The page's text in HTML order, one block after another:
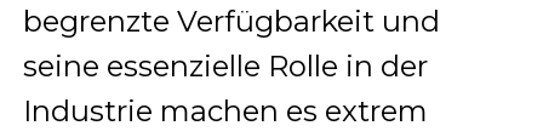
begrenzte Verfügbarkeit und
seine essenzielle Rolle in der
Industrie machen es extrem